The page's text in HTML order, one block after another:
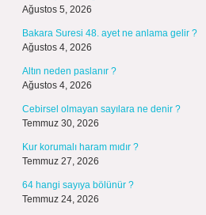
Ağustos 5, 2026
Bakara Suresi 48. ayet ne anlama gelir ?
Ağustos 4, 2026
Altın neden paslanır ?
Ağustos 4, 2026
Cebirsel olmayan sayılara ne denir ?
Temmuz 30, 2026
Kur korumalı haram mıdır ?
Temmuz 27, 2026
64 hangi sayıya bölünür ?
Temmuz 24, 2026